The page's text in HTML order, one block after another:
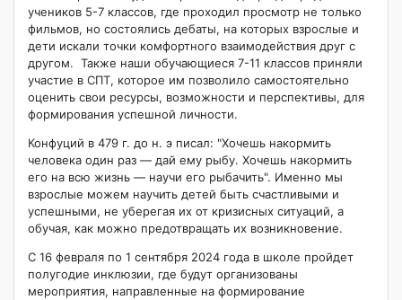
учеников 5-7 классов, где проходил просмотр не только
фильмов, но состоялись дебаты, на которых взрослые и
дети искали точки комфортного взаимодействия друг с
другом. Также наши обучающиеся 7-11 классов приняли
участие в СПТ, которое им позволило самостоятельно
оценить свои ресурсы, возможности и перспективы, для
формирования успешной личности.
Конфуций в 479 г. до н. э писал: "Хочешь накормить
человека один раз — дай ему рыбу. Хочешь накормить
его на всю жизнь — научи его рыбачить". Именно мы
взрослые можем научить детей быть счастливыми и
успешными, не уберегая их от кризисных ситуаций, а
обучая, как можно предотвращать их возникновение.
С 16 февраля по 1 сентября 2024 года в школе пройдет
полугодие инклюзии, где будут организованы
мероприятия, направленные на формирование